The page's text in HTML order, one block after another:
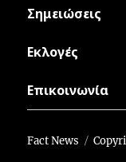
Σημειώσεις
Εκλογές
Επικοινωνία
Fact News